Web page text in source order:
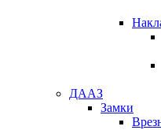
ДААЗ
Замки